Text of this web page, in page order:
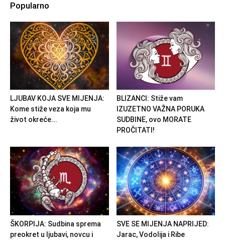
Popularno
LJUBAV KOJA SVE MIJENJA:
Kome stiže veza koja mu
život okreće...
BLIZANCI: Stiže vam
IZUZETNO VAŽNA PORUKA
SUDBINE, ovo MORATE
PROČITATI!
ŠKORPIJA: Sudbina sprema
preokret u ljubavi, novcu i
SVE SE MIJENJA NAPRIJED:
Jarac, Vodolija i Ribe